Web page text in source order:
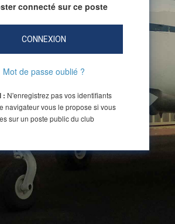
connecté sur ce poste
CONNEXION
Mot de passe oublié ?
: N'enregistrez pas vos identifiants
navigateur vous le propose si vous
sur un poste public du club